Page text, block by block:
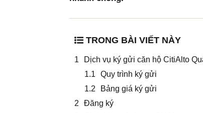
TRONG BÀI VIẾT NÀY
Dịch vụ ký gửi căn hộ CitiAlto
Quy trình ký gửi
Bảng giá ký gửi
Đăng ký